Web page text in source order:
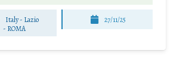
Italy - Lazio
- ROMA
27/11/25